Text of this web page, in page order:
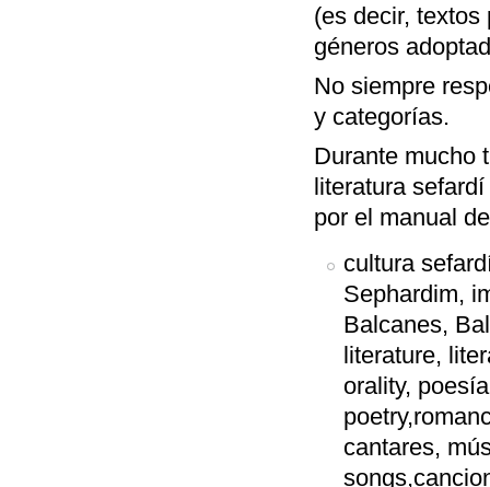
(es decir,
géneros
No siempre
y categorías.
Durante mucho
literatura
por el manual
cultura
Sephardim,
Balcanes,
literature,
orality,
cantares,